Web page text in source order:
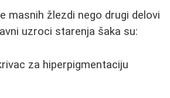
masnih žlezdi nego drugi delovi
uzroci starenja šaka su:
za hiperpigmentaciju